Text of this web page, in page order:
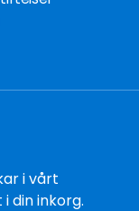
i vårt
din inkorg.